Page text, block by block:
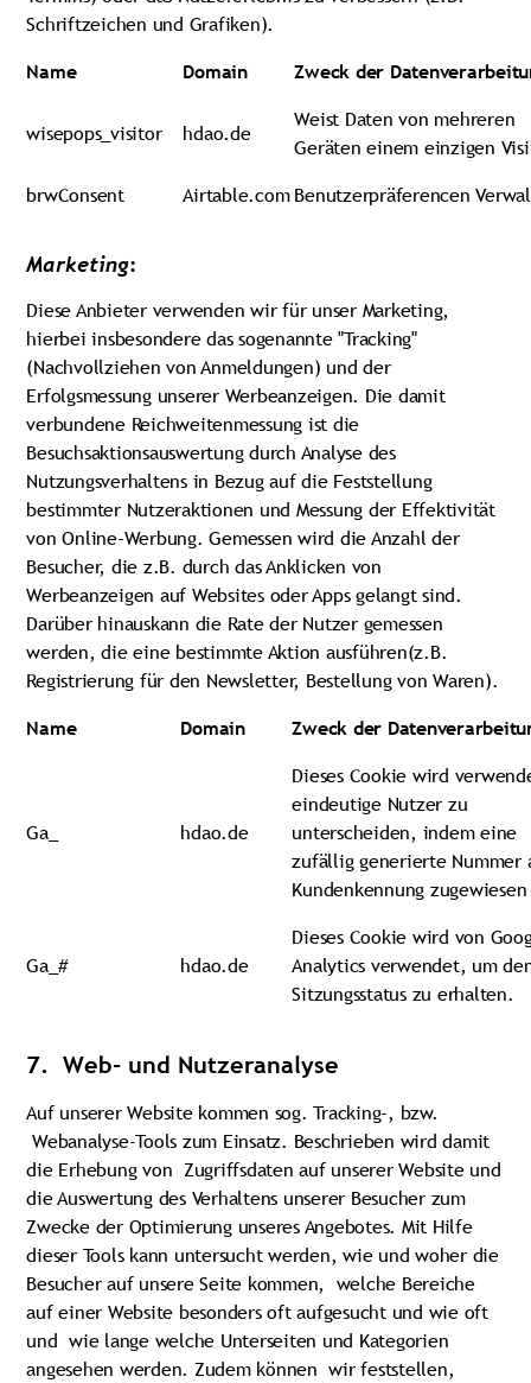
Schriftzeichen und Grafiken).
Name
Domain Zweck der
wisepops_visitor hdao.de
Weist Daten von mehreren
Geräten einem einzigen
brwConsent
Airtable.com Benutzerpräferencen
Marketing:
Diese Anbieter verwenden wir für unser Marketing,
hierbei insbesondere das sogenannte "Tracking"
(Nachvollziehen von Anmeldungen) und der
Erfolgsmessung unserer Werbeanzeigen. Die damit
verbundene Reichweitenmessung ist die
Besuchsaktionsauswertung durch Analyse des
Nutzungsverhaltens in Bezug auf die Feststellung
bestimmter Nutzeraktionen und Messung der Effektivität
von Online-Werbung. Gemessen wird die Anzahl der
Besucher, die z.B. durch das Anklicken von
Werbeanzeigen auf Websites oder Apps gelangt sind.
Darüber hinauskann die Rate der Nutzer gemessen
werden, die eine bestimmte Aktion ausführen(z.B.
Registrierung für den Newsletter, Bestellung von Waren).
Name
Domain Zweck der
Ga_ hdao.de
Dieses Cookie wird
eindeutige Nutzer zu
unterscheiden, indem eine
zufällig generierte Nummer
Kundenkennung
Ga_# hdao.de
Dieses Cookie wird von
Analytics verwendet, um
Sitzungsstatus zu erhalten.
7. Web- und Nutzeranalyse
Auf unserer Website kommen sog. Tracking-, bzw.
Webanalyse-Tools zum Einsatz. Beschrieben wird damit
die Erhebung von Zugriffsdaten auf unserer Website und
die Auswertung des Verhaltens unserer Besucher zum
Zwecke der Optimierung unseres Angebotes. Mit Hilfe
dieser Tools kann untersucht werden, wie und woher die
Besucher auf unsere Seite kommen, welche Bereiche
auf einer Website besonders oft aufgesucht und wie oft
und wie lange welche Unterseiten und Kategorien
angesehen werden. Zudem können wir feststellen,